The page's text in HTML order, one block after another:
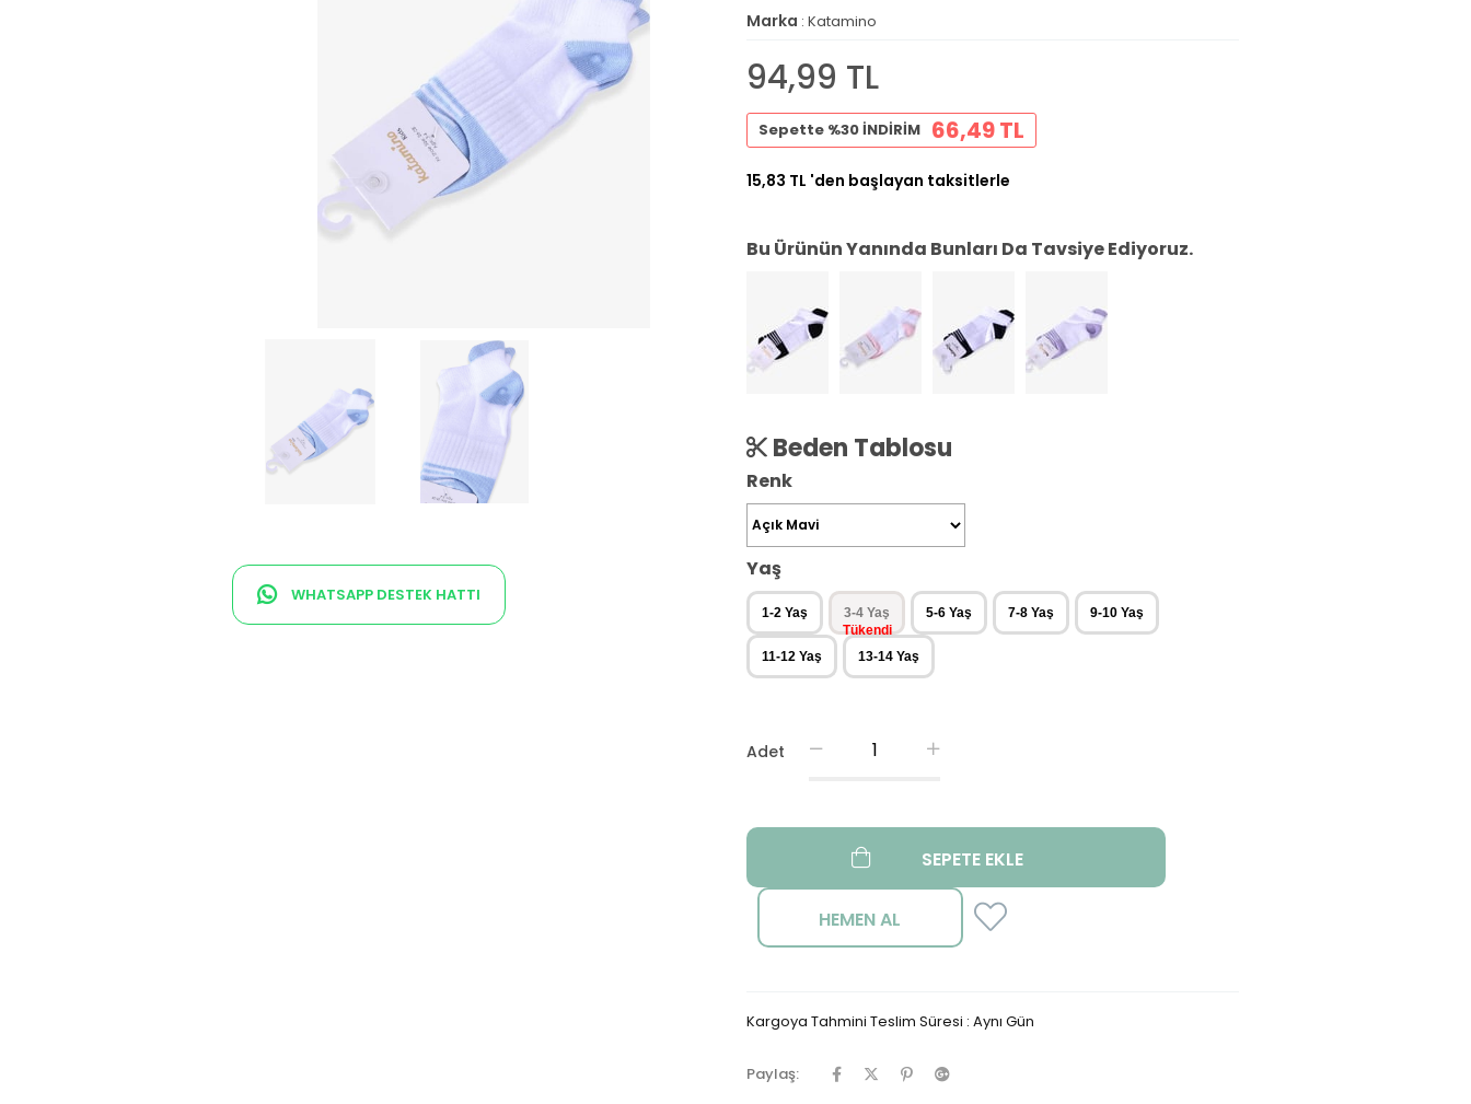
WHATSAPP DESTEK HATTI
Marka : Katamino
94,99 TL
Sepette %30 İNDİRİM 66,49 TL
15,83 TL 'den başlayan taksitlerle
Bu Ürünün Yanında Bunları Da Tavsiye Ediyoruz.
Beden Tablosu
Renk
Yaş
1-2 Yaş 3-4 Yaş 5-6 Yaş 7-8 Yaş 9-10 Yaş
11-12 Yaş 13-14 Yaş
Adet
Kargoya Tahmini Teslim Süresi : Aynı Gün
Paylaş: